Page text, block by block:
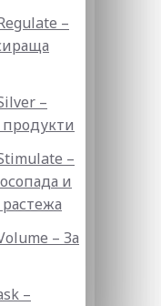
–
–
–
и
– За
–